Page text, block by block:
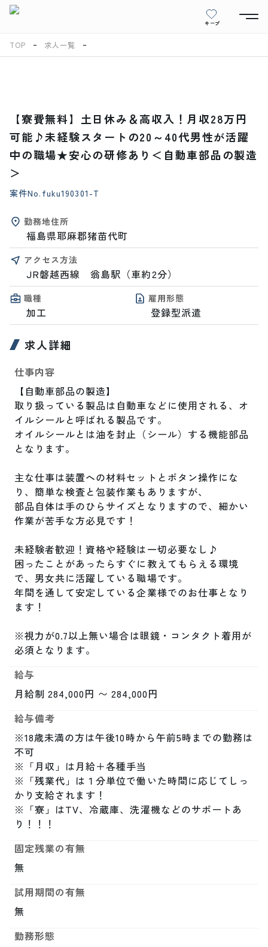
キープ
TOP 求人一覧
【寮費無料】土日休み＆高収入！月収28万円
可能♪未経験スタートの20～40代男性が活躍
中の職場★安心の研修あり＜自動車部品の製造
＞
案件No. fuku190301-T
勤務地住所
福島県耶麻郡猪苗代町
アクセス方法
JR磐越西線　翁島駅（車約2分）
職種
加工
雇用形態
登録型派遣
求人詳細
仕事内容
【自動車部品の製造】
取り扱っている製品は自動車などに使用される、オ
イルシールと呼ばれる製品です。
オイルシールとは油を封止（シール）する機能部品
となります。
主な仕事は装置への材料セットとボタン操作にな
り、簡単な検査と包装作業もありますが、
部品自体は手のひらサイズとなりますので、細かい
作業が苦手な方必見です！
未経験者歓迎！資格や経験は一切必要なし♪
困ったことがあったらすぐに教えてもらえる環境
で、男女共に活躍している職場です。
年間を通して安定している企業様でのお仕事となり
ます！
※視力が0.7以上無い場合は眼鏡・コンタクト着用が
必須となります。
給与
月給制 284,000円 〜 284,000円
給与備考
※18歳未満の方は午後10時から午前5時までの勤務は
不可
※「月収」は月給＋各種手当
※「残業代」は１分単位で働いた時間に応じてしっ
かり支給されます！
※「寮」はTV、冷蔵庫、洗濯機などのサポートあ
り！！！
固定残業の有無
無
試用期間の有無
無
勤務形態